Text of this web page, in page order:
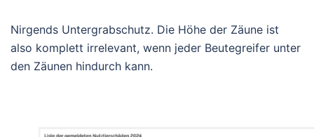
Nirgends Untergrabschutz. Die Höhe der Zäune ist
also komplett irrelevant, wenn jeder Beutegreifer unter
den Zäunen hindurch kann.